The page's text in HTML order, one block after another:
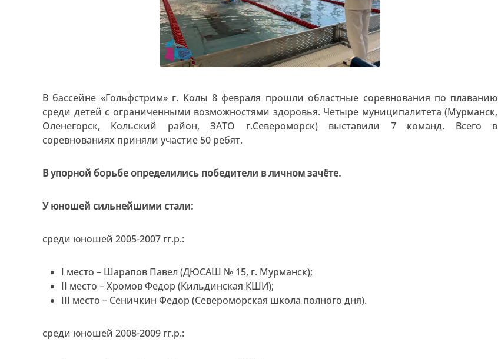
В бассейне «Гольфстрим» г. Колы 8 февраля прошли областные соревнования по плаванию
среди детей с ограниченными возможностями здоровья. Четыре муниципалитета (Мурманск,
Оленегорск, Кольский район, ЗАТО г.Североморск) выставили 7 команд. Всего в
соревнованиях приняли участие 50 ребят.
В упорной борьбе определились победители в личном зачёте.
У юношей сильнейшими стали:
среди юношей 2005-2007 гг.р.:
I место – Шарапов Павел (ДЮСАШ № 15, г. Мурманск);
II место – Хромов Федор (Кильдинская КШИ);
III место – Сеничкин Федор (Североморская школа полного дня).
среди юношей 2008-2009 гг.р.: